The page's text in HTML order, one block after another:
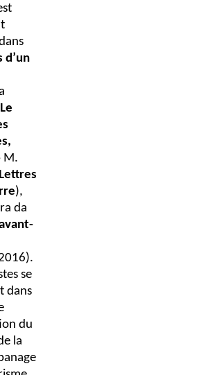
d’un
Le
M.
Lettres
),
da
se
dans
du
la